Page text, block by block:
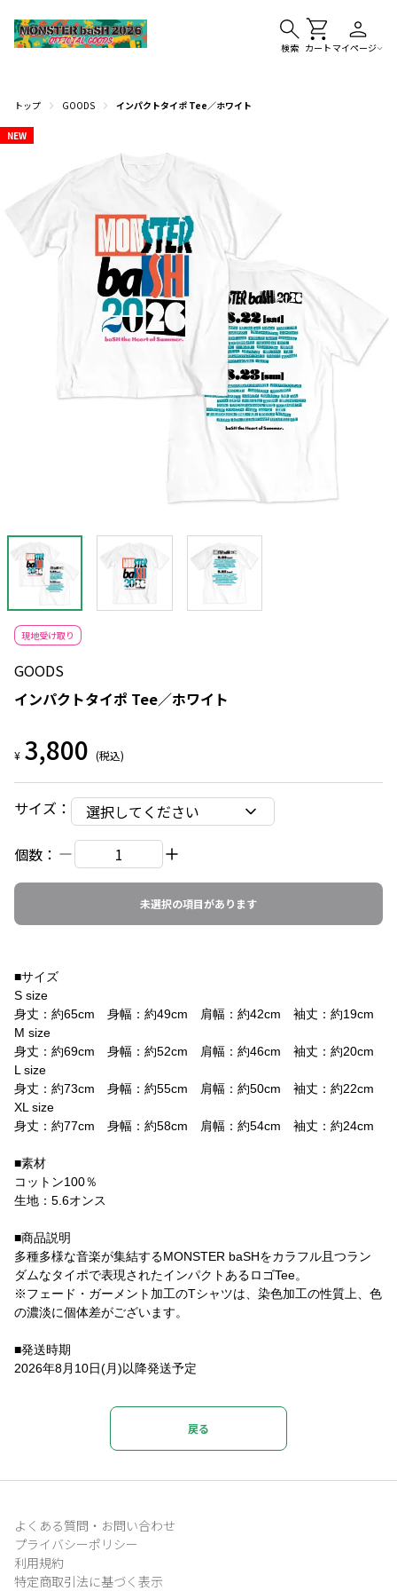
検索 カート マイページ
トップ GOODS インパクトタイポ Tee／ホワイト
NEW
現地受け取り
GOODS
インパクトタイポ Tee／ホワイト
¥ 3,800 (税込)
サイズ ：
選択してください
個数：
未選択の項目があります
■サイズ
S size
身丈：約65cm 身幅：約49cm 肩幅：約42cm 袖丈：約19cm
M size
身丈：約69cm 身幅：約52cm 肩幅：約46cm 袖丈：約20cm
L size
身丈：約73cm 身幅：約55cm 肩幅：約50cm 袖丈：約22cm
XL size
身丈：約77cm 身幅：約58cm 肩幅：約54cm 袖丈：約24cm
■素材
コットン100％
生地：5.6オンス
■商品説明
多種多様な音楽が集結するMONSTER baSHをカラフル且つラン
ダムなタイポで表現されたインパクトあるロゴTee。
※フェード・ガーメント加工のTシャツは、染色加工の性質上、色
の濃淡に個体差がございます。
■発送時期
2026年8月10日(月)以降発送予定
戻る
よくある質問・お問い合わせ
プライバシーポリシー
利用規約
特定商取引法に基づく表示